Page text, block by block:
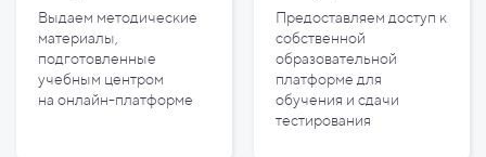
Выдаем методические
материалы,
подготовленные
учебным центром
на онлайн-платформе
Предоставляем доступ к
собственной
образовательной
платформе для
обучения и сдачи
тестирования